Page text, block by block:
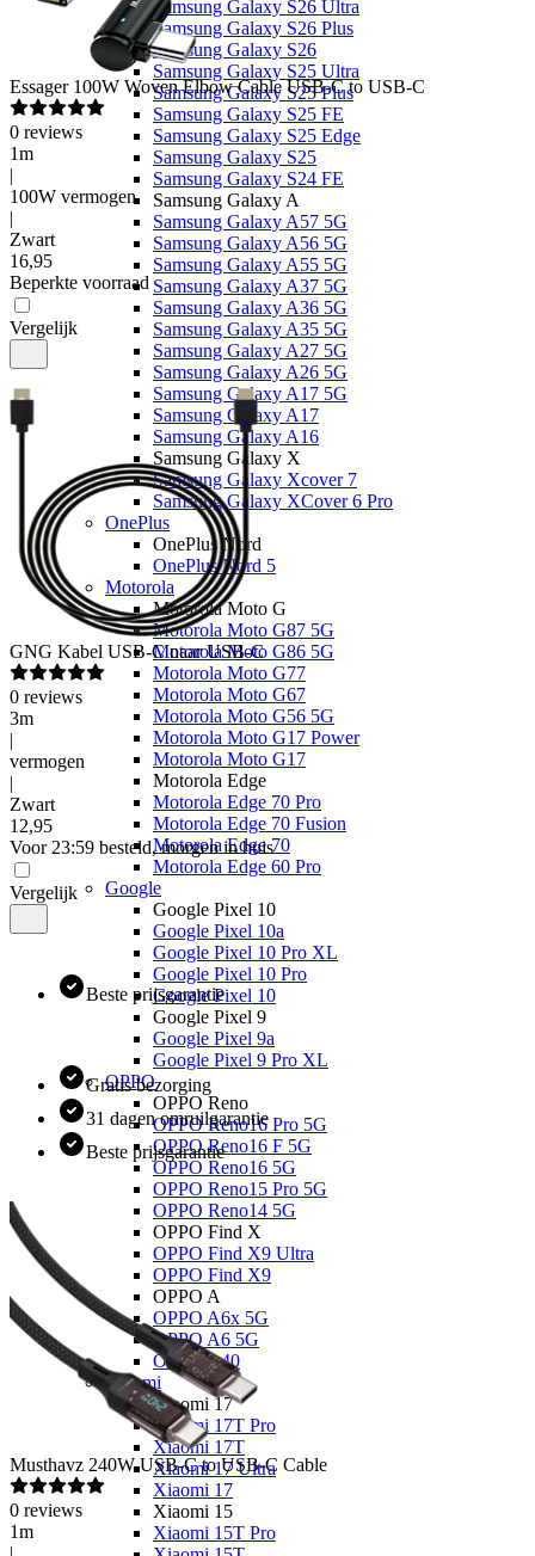
Samsung Galaxy S26 Ultra
Samsung Galaxy S26 Plus
Samsung Galaxy S26
Samsung Galaxy S25 Ultra
Samsung Galaxy S25 Plus
Samsung Galaxy S25 FE
Samsung Galaxy S25 Edge
Samsung Galaxy S25
Samsung Galaxy S24 FE
Samsung Galaxy A
Samsung Galaxy A57 5G
Samsung Galaxy A56 5G
Samsung Galaxy A55 5G
Samsung Galaxy A37 5G
Samsung Galaxy A36 5G
Samsung Galaxy A35 5G
Samsung Galaxy A27 5G
Samsung Galaxy A26 5G
Samsung Galaxy A17 5G
Samsung Galaxy A17
Samsung Galaxy A16
Samsung Galaxy X
Samsung Galaxy Xcover 7
Samsung Galaxy XCover 6 Pro
OnePlus
OnePlus Nord
OnePlus Nord 5
Motorola
Motorola Moto G
Motorola Moto G87 5G
Motorola Moto G86 5G
Motorola Moto G77
Motorola Moto G67
Motorola Moto G56 5G
Motorola Moto G17 Power
Motorola Moto G17
Motorola Edge
Motorola Edge 70 Pro
Motorola Edge 70 Fusion
Motorola Edge 70
Motorola Edge 60 Pro
Google
Google Pixel 10
Google Pixel 10a
Google Pixel 10 Pro XL
Google Pixel 10 Pro
Google Pixel 10
Google Pixel 9
Google Pixel 9a
Google Pixel 9 Pro XL
OPPO
OPPO Reno
OPPO Reno16 Pro 5G
OPPO Reno16 F 5G
OPPO Reno16 5G
OPPO Reno15 Pro 5G
OPPO Reno14 5G
OPPO Find X
OPPO Find X9 Ultra
OPPO Find X9
OPPO A
OPPO A6x 5G
OPPO A6 5G
OPPO A40
Xiaomi
Xiaomi 17
Xiaomi 17T Pro
Xiaomi 17T
Xiaomi 17 Ultra
Xiaomi 17
Xiaomi 15
Xiaomi 15T Pro
Essager 100W Woven Elbow Cable USB-C to USB-C
0 reviews
1m
|
100W vermogen
|
Zwart
16,95
Beperkte voorraad
Vergelijk
GNG Kabel USB-C naar USB-C
0 reviews
3m
|
vermogen
|
Zwart
12,95
Voor 23:59 besteld, morgen in huis
Vergelijk
Beste prijsgarantie
Gratis bezorging
31 dagen omruilgarantie
Beste prijsgarantie
Musthavz 240W USB-C to USB-C Cable
0 reviews
1m